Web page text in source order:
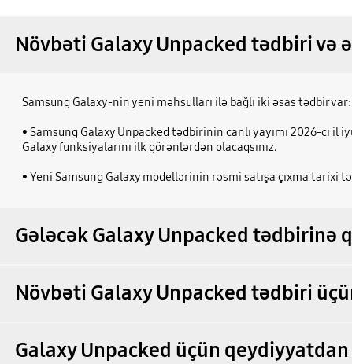
Növbəti Galaxy Unpacked tədbiri və
Samsung Galaxy-nin yeni məhsulları ilə bağlı iki əsas tədbir
• Samsung Galaxy Unpacked tədbirinin canlı yayımı 2026-cı il
Galaxy funksiyalarını ilk görənlərdən olacaqsınız.
• Yeni Samsung Galaxy modellərinin rəsmi satışa çıxma tarixi
Gələcək Galaxy Unpacked
Növbəti Galaxy Unpacked tədbiri
Galaxy Unpacked üçün